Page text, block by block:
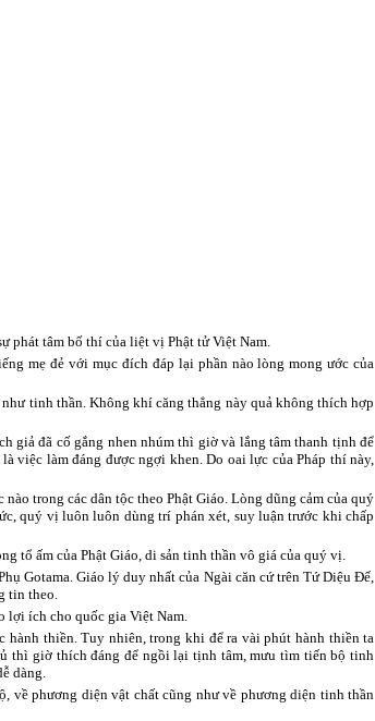
phát tâm bố thí của liệt vị Phật tử Việt Nam.
mẹ đẻ với mục đích đáp lại phần nào lòng mong ước của
tinh thần. Không khí căng thẳng này quả không thích hợp
giả đã cố gắng nhen nhúm thì giờ và lắng tâm thanh tịnh để
việc làm đáng được ngợi khen. Do oai lực của Pháp thí này,
trong các dân tộc theo Phật Giáo. Lòng dũng cảm của quý
quý vị luôn luôn dùng trí phán xét, suy luận trước khi chấp
tổ ấm của Phật Giáo, di sản tinh thần vô giá của quý vị.
Gotama. Giáo lý duy nhất của Ngài căn cứ trên Tứ Diệu Đế,
tin theo.
lợi ích cho quốc gia Việt Nam.
hành thiền. Tuy nhiên, trong khi để ra vài phút hành thiền ta
thì giờ thích đáng để ngồi lại tịnh tâm, mưu tìm tiến bộ tinh
dàng.
về phương diện vật chất cũng như về phương diện tinh thần